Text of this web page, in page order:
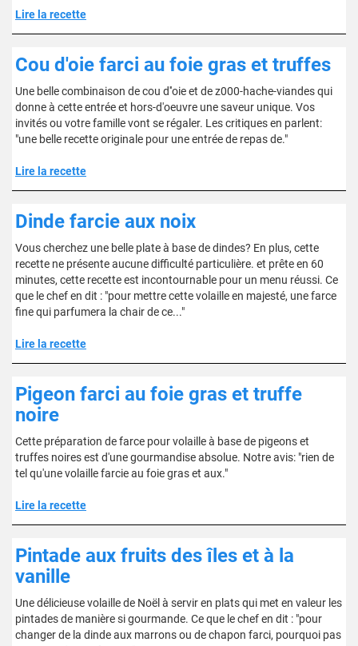
Lire la recette
Cou d'oie farci au foie gras et truffes
Une belle combinaison de cou d''oie et de z000-hache-viandes qui
donne à cette entrée et hors-d'oeuvre une saveur unique. Vos
invités ou votre famille vont se régaler. Les critiques en parlent:
"une belle recette originale pour une entrée de repas de."
Lire la recette
Dinde farcie aux noix
Vous cherchez une belle plate à base de dindes? En plus, cette
recette ne présente aucune difficulté particulière. et prête en 60
minutes, cette recette est incontournable pour un menu réussi. Ce
que le chef en dit : "pour mettre cette volaille en majesté, une farce
fine qui parfumera la chair de ce..."
Lire la recette
Pigeon farci au foie gras et truffe
noire
Cette préparation de farce pour volaille à base de pigeons et
truffes noires est d'une gourmandise absolue. Notre avis: "rien de
tel qu'une volaille farcie au foie gras et aux."
Lire la recette
Pintade aux fruits des îles et à la
vanille
Une délicieuse volaille de Noël à servir en plats qui met en valeur les
pintades de manière si gourmande. Ce que le chef en dit : "pour
changer de la dinde aux marrons ou de chapon farci, pourquoi pas